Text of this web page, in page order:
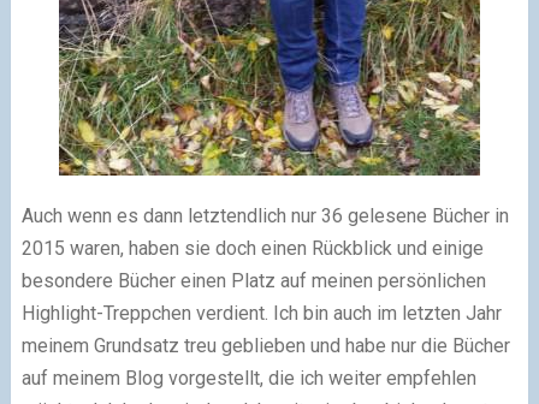
Auch wenn es dann letztendlich nur 36 gelesene Bücher in
2015 waren, haben sie doch einen Rückblick und einige
besondere Bücher einen Platz auf meinen persönlichen
Highlight-Treppchen verdient. Ich bin auch im letzten Jahr
meinem Grundsatz treu geblieben und habe nur die Bücher
auf meinem Blog vorgestellt, die ich weiter empfehlen